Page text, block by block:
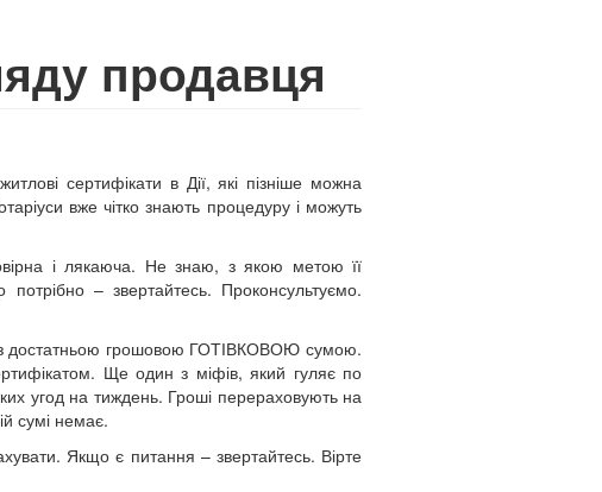
продавця
сертифікати в Дії, які пізніше можна
вже чітко знають процедуру і можуть
і лякаюча. Не знаю, з якою метою її
– звертайтесь. Проконсультуємо.
з достатньою грошовою ГОТІВКОВОЮ сумою.
Ще один з міфів, який гуляє по
угод на тиждень. Гроші перераховують на
сумі немає.
Якщо є питання – звертайтесь. Вірте